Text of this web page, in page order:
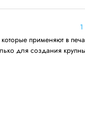
применяют в
для создания